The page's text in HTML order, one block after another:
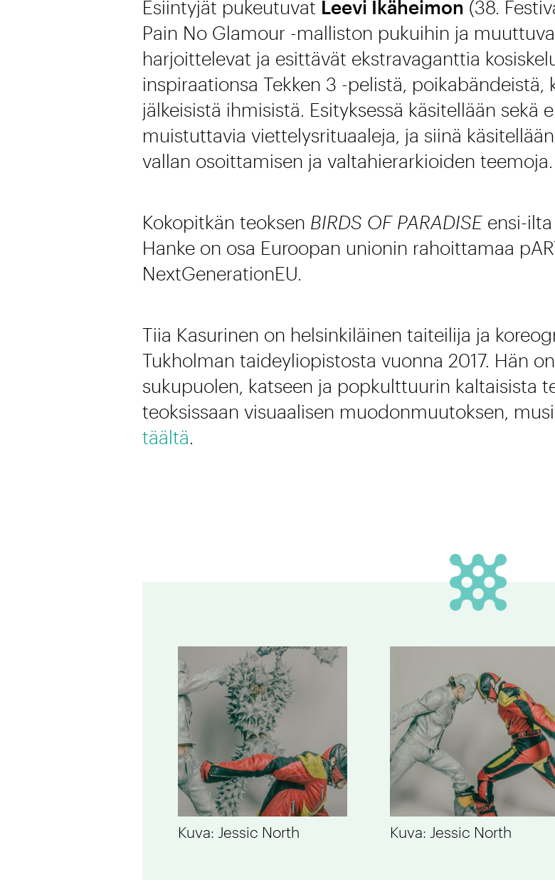
Esiintyjät pukeutuvat Leevi Ikäheimon (38.
Pain No Glamour -malliston pukuihin ja
harjoittelevat ja esittävät ekstravaganttia
inspiraationsa Tekken 3 -pelistä,
jälkeisistä ihmisistä. Esityksessä käsitellään sekä
muistuttavia viettelysrituaaleja, ja siinä
vallan osoittamisen ja valtahierarkioiden teemoja.
Kokopitkän teoksen BIRDS OF PARADISEensi-ilta
Hanke on osa Euroopan unionin rahoittamaa
NextGenerationEU.
Tiia Kasurinen on helsinkiläinen taiteilija ja
Tukholman taideyliopistosta vuonna 2017. Hän
sukupuolen, katseen ja popkulttuurin kaltaisista
teoksissaan visuaalisen muodonmuutoksen,
täältä
Kuva: Jessic North Kuva: Jessic North